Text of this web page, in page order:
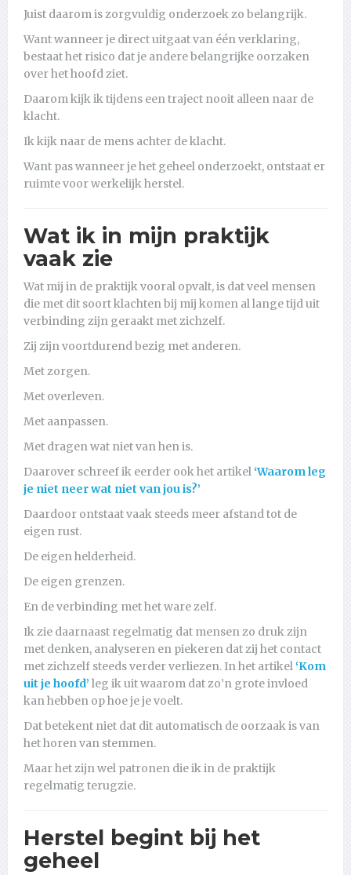
Juist daarom is zorgvuldig onderzoek zo belangrijk.
Want wanneer je direct uitgaat van één verklaring,
bestaat het risico dat je andere belangrijke oorzaken
over het hoofd ziet.
Daarom kijk ik tijdens een traject nooit alleen naar de
klacht.
Ik kijk naar de mens achter de klacht.
Want pas wanneer je het geheel onderzoekt, ontstaat er
ruimte voor werkelijk herstel.
Wat ik in mijn praktijk
vaak zie
Wat mij in de praktijk vooral opvalt, is dat veel mensen
die met dit soort klachten bij mij komen al lange tijd uit
verbinding zijn geraakt met zichzelf.
Zij zijn voortdurend bezig met anderen.
Met zorgen.
Met overleven.
Met aanpassen.
Met dragen wat niet van hen is.
Daarover schreef ik eerder ook het artikel ‘Waarom leg
je niet neer wat niet van jou is?’
Daardoor ontstaat vaak steeds meer afstand tot de
eigen rust.
De eigen helderheid.
De eigen grenzen.
En de verbinding met het ware zelf.
Ik zie daarnaast regelmatig dat mensen zo druk zijn
met denken, analyseren en piekeren dat zij het contact
met zichzelf steeds verder verliezen. In het artikel ‘Kom
uit je hoofd’ leg ik uit waarom dat zo’n grote invloed
kan hebben op hoe je je voelt.
Dat betekent niet dat dit automatisch de oorzaak is van
het horen van stemmen.
Maar het zijn wel patronen die ik in de praktijk
regelmatig terugzie.
Herstel begint bij het
geheel